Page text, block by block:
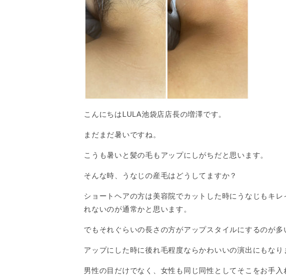
こんにちはLULA池袋店店長の増澤です。
まだまだ暑いですね。
こうも暑いと髪の毛もアップにしがちだと思います。
そんな時、うなじの産毛はどうしてますか？
ショートヘアの方は美容院でカットした時にうなじもキ
れないのが通常かと思います。
でもそれぐらいの長さの方がアップスタイルにするのが多
アップにした時に後れ毛程度ならかわいいの演出にもな
男性の目だけでなく、女性も同じ同性としてそこをお手入